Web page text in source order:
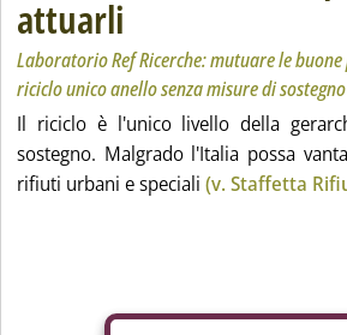
attuarli
Laboratorio Ref Ricerche: mutuare le
riciclo unico anello senza misure di sostegno
Il riciclo è l'unico livello della
sostegno. Malgrado l'Italia possa
rifiuti urbani e speciali (v. Staffetta